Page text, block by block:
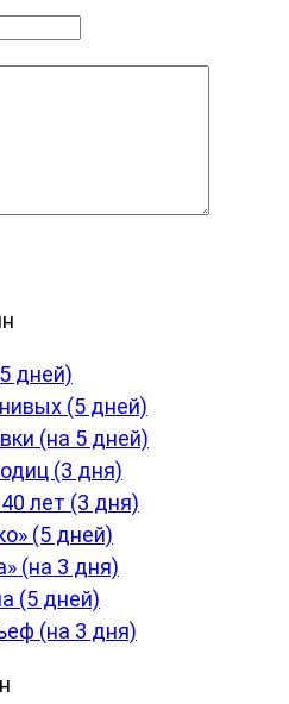
дней)
(5 дней)
(на 5 дней)
(3 дня)
лет (3 дня)
(5 дней)
(на 3 дня)
(5 дней)
(на 3 дня)